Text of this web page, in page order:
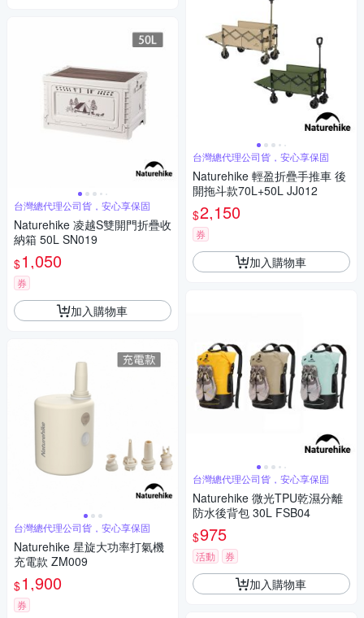
台灣總代理公司貨，安心享保固
Naturehike 凌越S雙開門折疊收
納箱 50L SN019
$1,050
券
加入購物車
台灣總代理公司貨，安心享保固
Naturehike 星旋大功率打氣機
充電款 ZM009
$1,900
券
台灣總代理公司貨，安心享保固
Naturehike 輕盈折疊手推車 後
開拖斗款70L+50L JJ012
$2,150
券
加入購物車
台灣總代理公司貨，安心享保固
Naturehike 微光TPU乾濕分離
防水後背包 30L FSB04
$975
活動 券
加入購物車